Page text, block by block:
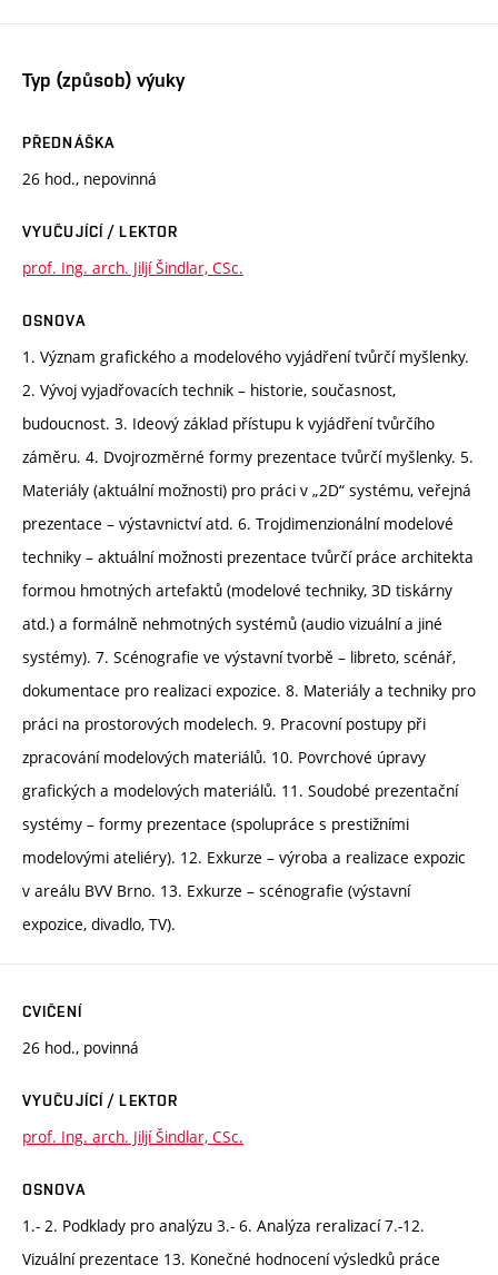
Typ (způsob) výuky
PŘEDNÁŠKA
26 hod., nepovinná
VYUČUJÍCÍ / LEKTOR
prof. Ing. arch. Jiljí Šindlar, CSc.
OSNOVA
1. Význam grafického a modelového vyjádření tvůrčí myšlenky.
2. Vývoj vyjadřovacích technik – historie, současnost,
budoucnost. 3. Ideový základ přístupu k vyjádření tvůrčího
záměru. 4. Dvojrozměrné formy prezentace tvůrčí myšlenky. 5.
Materiály (aktuální možnosti) pro práci v „2D“ systému, veřejná
prezentace – výstavnictví atd. 6. Trojdimenzionální modelové
techniky – aktuální možnosti prezentace tvůrčí práce architekta
formou hmotných artefaktů (modelové techniky, 3D tiskárny
atd.) a formálně nehmotných systémů (audio vizuální a jiné
systémy). 7. Scénografie ve výstavní tvorbě – libreto, scénář,
dokumentace pro realizaci expozice. 8. Materiály a techniky pro
práci na prostorových modelech. 9. Pracovní postupy při
zpracování modelových materiálů. 10. Povrchové úpravy
grafických a modelových materiálů. 11. Soudobé prezentační
systémy – formy prezentace (spolupráce s prestižními
modelovými ateliéry). 12. Exkurze – výroba a realizace expozic
v areálu BVV Brno. 13. Exkurze – scénografie (výstavní
expozice, divadlo, TV).
CVIČENÍ
26 hod., povinná
VYUČUJÍCÍ / LEKTOR
prof. Ing. arch. Jiljí Šindlar, CSc.
OSNOVA
1.- 2. Podklady pro analýzu 3.- 6. Analýza reralizací 7.-12.
Vizuální prezentace 13. Konečné hodnocení výsledků práce